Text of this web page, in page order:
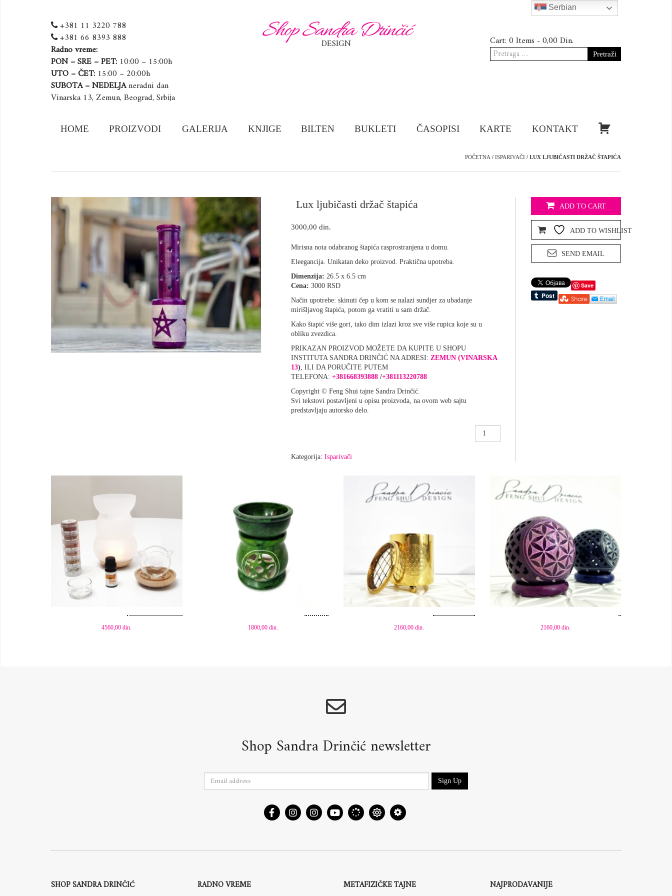
+381 11 3220 788
+381 66 8393 888
Radno vreme:
PON – SRE – PET: 10:00 – 15:00h
UTO – ČET: 15:00 – 20:00h
SUBOTA – NEDELJAneradni dan
Vinarska 13, Zemun, Beograd, Srbija
Shop Sandra Drinčić
DESIGN Cart: 0 Items -0,00 Din.
Pretraga
za:
HOME PROIZVODI GALERIJA KNJIGE BILTEN BUKLETI ČASOPISI KARTE KONTAKT
POČETNA / ISPARIVAČI / LUX LJUBIČASTI DRŽAČ ŠTAPIĆA
Lux ljubičasti držač štapića
3000,00 din.
Mirisna nota odabranog štapića rasprostranjena u domu.
Eleegancija. Unikatan deko proizvod. Praktična upotreba.
Dimenzija: 26.5 x 6.5 cm
Cena: 3000 RSD
Način upotrebe: skinuti čep u kom se nalazi sundjer za ubadanje
mirišljavog štapića, potom ga vratiti u sam držač.
Kako štapić više gori, tako dim izlazi kroz sve više rupica koje su u
obliku zvezdica.
PRIKAZAN PROIZVOD MOŽETE DA KUPITE U SHOPU
INSTITUTA SANDRA DRINČIĆ NA ADRESI: ZEMUN (VINARSKA
13), ILI DA PORUČITE PUTEM
TELEFONA: +381668393888 /+381113220788
Copyright © Feng Shui tajne Sandra Drinčić.
Svi tekstovi postavljeni u opisu proizvoda, na ovom web sajtu
predstavljaju autorsko delo.
Kategorija: Isparivači
ADD TO CART
ADD TO WISHLIST
SEND EMAIL
Save
Dodaj u korpu
4560,00din. 1800,00 din.
Dodaj u korpu
2160,00din.
Dodaj u korpu
2160,00 din.
Shop Sandra Drinčić newsletter
Sign Up
SHOP SANDRA DRINČIĆ RADNO VREME METAFIZIČKE TAJNE NAJPRODAVANIJE
Serbian